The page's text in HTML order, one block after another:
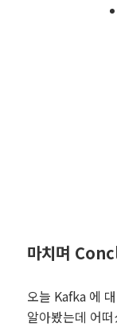
마치며
오늘 Kafka 에
알아봤는데 어